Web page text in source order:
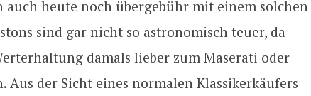
auch heute noch übergebühr mit einem solchen
sind gar nicht so astronomisch teuer, da
damals lieber zum Maserati oder
Aus der Sicht eines normalen Klassikerkäufers